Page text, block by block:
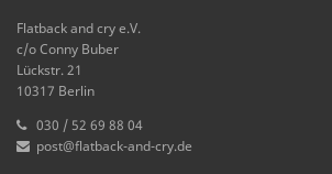
Flatback and cry e.V.
c/o Conny Buber
Lückstr. 21
10317 Berlin
030 / 52 69 88 04
post@flatback-and-cry.de